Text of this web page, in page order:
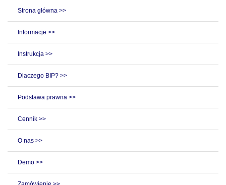
Strona główna >>
Informacje >>
Instrukcja >>
Dlaczego BIP? >>
Podstawa prawna >>
Cennik >>
O nas >>
Demo >>